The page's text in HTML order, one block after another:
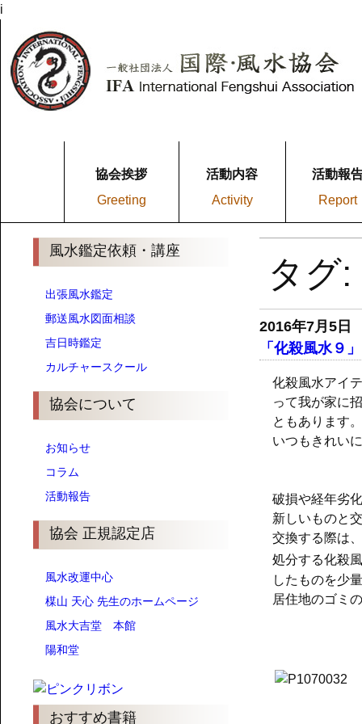
i
協会挨拶
Greeting
活動内容
Activity
活動報
Report
風水鑑定依頼・講座
出張風水鑑定
郵送風水図面相談
吉日時鑑定
カルチャースクール
協会について
お知らせ
コラム
活動報告
協会 正規認定店
風水改運中心
楳山 天心 先生のホームページ
風水大吉堂 本館
陽和堂
おすすめ書籍
タグ:
2016年7月5日
「化殺風水９
化殺風水アイ
って我が家に
ともあります。
いつもきれい
破損や経年劣
新しいものと
交換する際は
処分する化殺
したものを少
居住地のゴミ